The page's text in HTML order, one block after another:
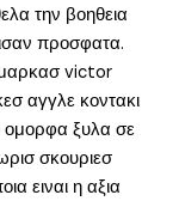
την βοηθεια
προσφατα.
μαρκασ victor
αγγλε κοντακι
ομορφα ξυλα σε
σκουριεσ
ειναι η αξια